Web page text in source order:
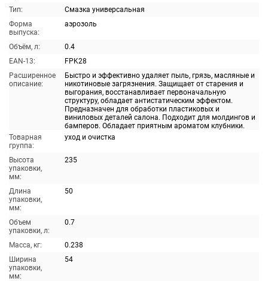
Тип:
Смазка универсальная
Форма
выпуска:
аэрозоль
Объём, л:
0.4
EAN-13:
FPK28
Расширенное
описание:
Быстро и эффективно удаляет пыль, грязь, масляные и
никотиновые загрязнения. Защищает от старения и
выгорания, восстанавливает первоначальную
структуру, обладает антистатическим эффектом.
Предназначен для обработки пластиковых и
виниловых деталей салона. Подходит для молдингов и
бамперов. Обладает приятным ароматом клубники.
Товарная
группа:
уход и очистка
Высота
упаковки,
мм:
235
Длина
упаковки,
мм:
50
Объем
упаковки, л:
0.7
Масса, кг:
0.238
Ширина
упаковки,
мм:
54